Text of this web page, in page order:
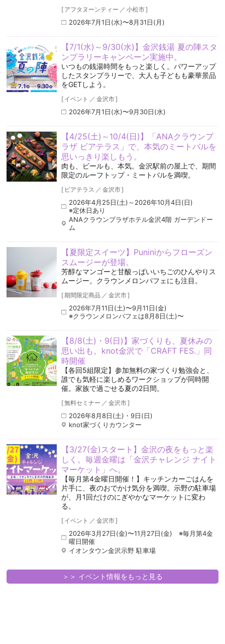
[ アフタヌーンティー ／ 小松市]
2026年7月1日(水)〜8月31日(月)
【7/1(水)～9/30(水)】金沢銭湯 夏の陣スタ
ンプラリーキャンペーン実施中。
いつもの銭湯時間をもっと楽しく。パワーアップ
したスタンプラリーで、大人も子どもも豪華景品
をGETしよう。
[ イベント ／ 金沢市]
2026年7月1日(水)〜9月30日(水)
【4/25(土)～10/4(日)】「ANAクラウンプ
ラザ ビアテラス」で、本気のミートバルを
思いっきり楽しもう。
肉も、ビールも、本気。金沢駅前の屋上で、期間
限定のルーフトップ・ミートバルを満喫。
[ ビアテラス ／ 金沢市]
2026年4月25日(土)～2026年10月4日(日)
※定休日あり
ANAクラウンプラザホテル金沢4階 ガーデンドー
ム
【夏限定スイーツ】Puniniからフローズン
スムージーが登場。
芳醇なマンゴーと甘酸っぱいいちごのひんやりス
ムージー。クラウンメロンパフェにも注目。
[期間限定商品 ／ 金沢市]
2026年7月11日(土)〜9月11日(金)
※クラウンメロンパフェは8月8日(土)〜
【8/8(土)・9(日)】家づくりも、夏休みの
思い出も。knot金沢で「CRAFT FES.」同
時開催
【各回5組限定】参加無料の家づくり勉強会と、
誰でも気軽に楽しめるワークショップが同時開
催。家族で過ごせる夏の2日間。
[無料セミナー ／ 金沢市]
2026年8月8日(土)・9日(日)
knot家づくりカウンター
【3/27(金)スタート】金沢の夜をもっと楽
しく。毎週金曜は「金沢チャレンジ ナイト
マーケット」へ。
【毎月第4金曜日開催！】キッチンカーごはんを
片手に、夜のおでかけ気分を満喫。示野の駐車場
が、月1回だけのにぎやかなマーケットに変わ
る。
[ イベント ／ 金沢市]
2026年3月27日(金)〜11月27日(金) ※毎月第4金
曜日開催
イオンタウン金沢示野 駐車場
＞＞ イベント情報をもっと見る